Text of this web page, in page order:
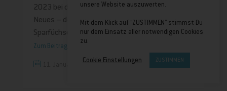
2023 bei den Deutschen wenig überraschend
Neues – deutlich mehr geworden sind zwar die
Sparfüchse, die ihr
Zum Beitrag
11. Januar 2023 0
unsere Website auszuwerten.
Mit dem Klick auf “ZUSTIMMEN” stimmst Du
nur dem Einsatz aller notwendigen Cookies
zu.
Cookie Einstellungen ZUSTIMMEN